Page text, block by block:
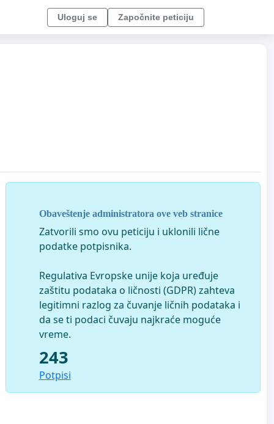
Uloguj se Započnite peticiju
Obaveštenje administratora ove veb stranice
Zatvorili smo ovu peticiju i uklonili lične
podatke potpisnika.
Regulativa Evropske unije koja uređuje
zaštitu podataka o ličnosti (GDPR) zahteva
legitimni razlog za čuvanje ličnih podataka i
da se ti podaci čuvaju najkraće moguće
vreme.
243
Potpisi